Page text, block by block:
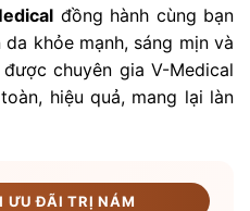
đồng hành cùng bạn
khỏe mạnh, sáng mịn và
chuyên gia V-Medical
hiệu quả, mang lại làn
ƯU ĐÃI TRỊ NÁM